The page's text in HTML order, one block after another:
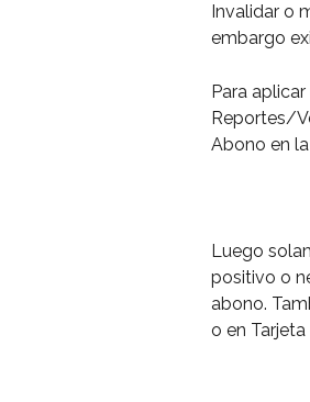
Invalidar o
embargo
Para
Reportes/
Abono en
Luego
positivo o
abono.
o en